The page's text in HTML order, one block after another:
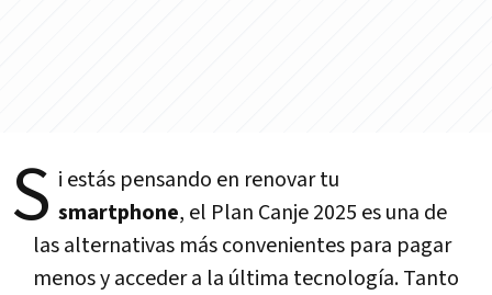
S i estás pensando en renovar tu
smartphone, el Plan Canje 2025 es una de
las alternativas más convenientes para pagar
menos y acceder a la última tecnología. Tanto